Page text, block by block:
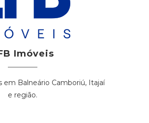
Imóveis
em Balneário Camboriú, Itajaí
e região.